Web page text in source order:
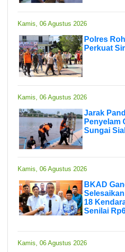
Kamis, 06 Agustus 2026
Polres
Perkuat
Kamis, 06 Agustus 2026
Jarak
Penyelam
Sungai
Kamis, 06 Agustus 2026
BKAD
18
Senilai
Kamis, 06 Agustus 2026